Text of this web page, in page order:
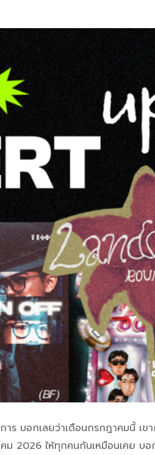
ร บอกเลยว่าเดือนกรกฎาคมนี้ เ
ม 2026 ให้ทุกคนกันเหมือนเคย